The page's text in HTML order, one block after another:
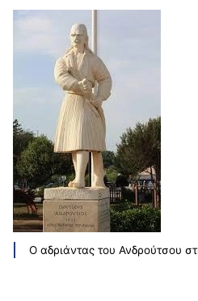
Ο αδριάντας του Ανδρούτσου